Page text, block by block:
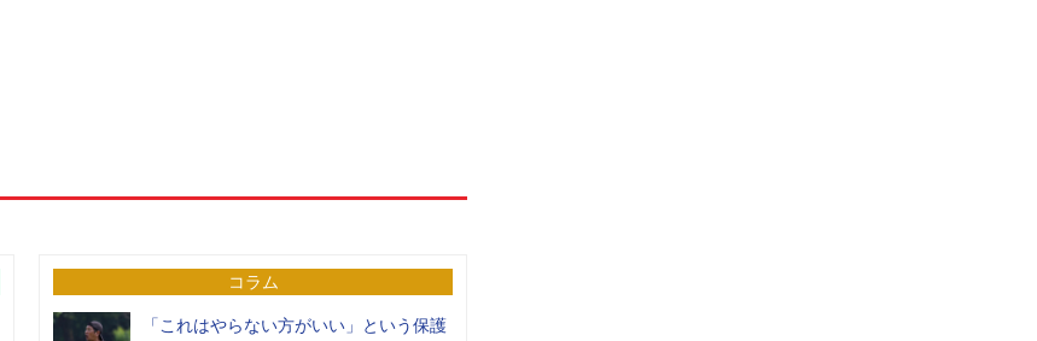
コラム
「これはやらない方がいい」という保護